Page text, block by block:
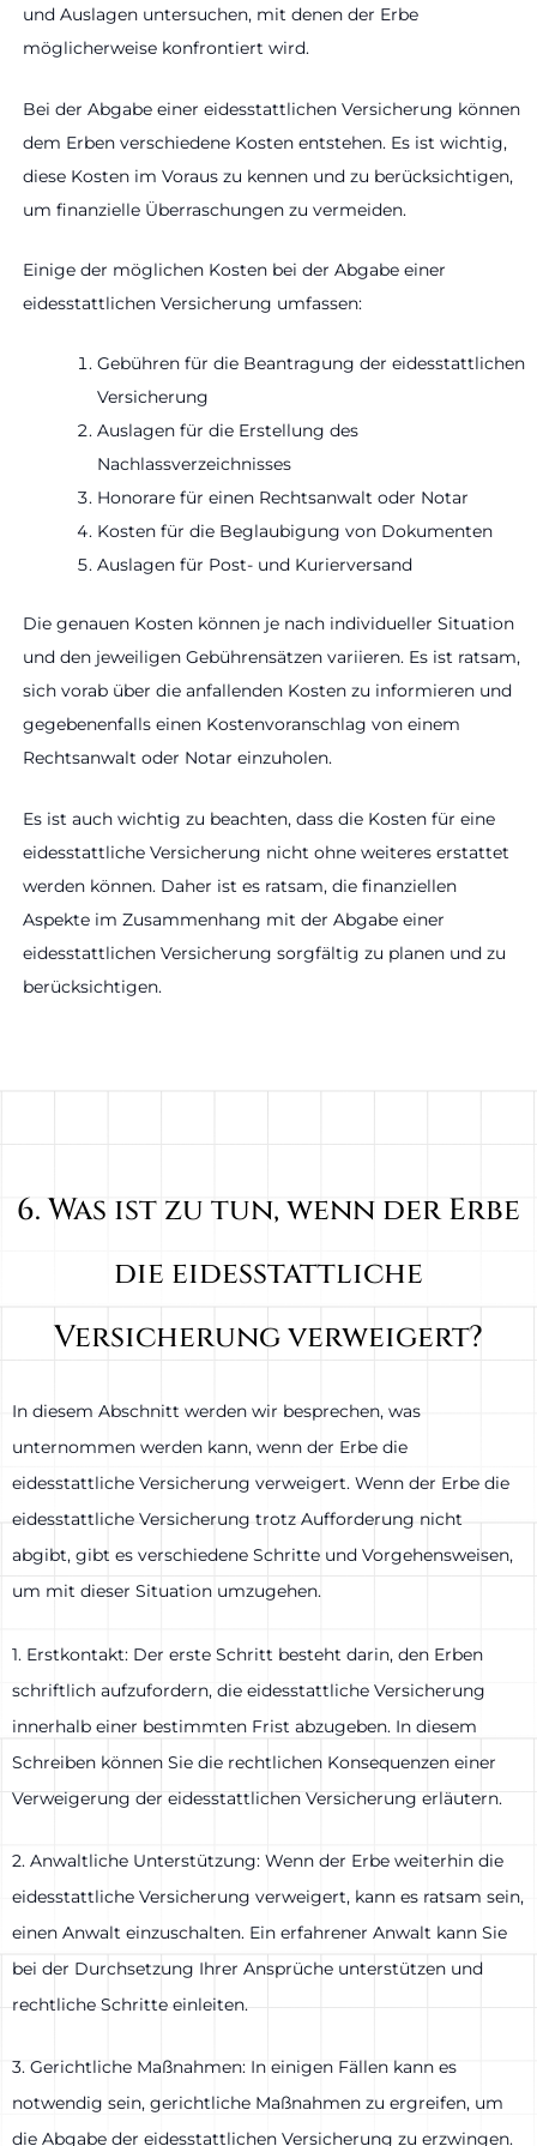
und Auslagen untersuchen, mit denen der Erbe
möglicherweise konfrontiert wird.
Bei der Abgabe einer eidesstattlichen Versicherung können
dem Erben verschiedene Kosten entstehen. Es ist wichtig,
diese Kosten im Voraus zu kennen und zu berücksichtigen,
um finanzielle Überraschungen zu vermeiden.
Einige der möglichen Kosten bei der Abgabe einer
eidesstattlichen Versicherung umfassen:
Gebühren für die Beantragung der eidesstattlichen
Versicherung
Auslagen für die Erstellung des
Nachlassverzeichnisses
Honorare für einen Rechtsanwalt oder Notar
Kosten für die Beglaubigung von Dokumenten
Auslagen für Post- und Kurierversand
Die genauen Kosten können je nach individueller Situation
und den jeweiligen Gebührensätzen variieren. Es ist ratsam,
sich vorab über die anfallenden Kosten zu informieren und
gegebenenfalls einen Kostenvoranschlag von einem
Rechtsanwalt oder Notar einzuholen.
Es ist auch wichtig zu beachten, dass die Kosten für eine
eidesstattliche Versicherung nicht ohne weiteres erstattet
werden können. Daher ist es ratsam, die finanziellen
Aspekte im Zusammenhang mit der Abgabe einer
eidesstattlichen Versicherung sorgfältig zu planen und zu
berücksichtigen.
6. Was ist zu tun, wenn der Erbe
die eidesstattliche
Versicherung verweigert?
In diesem Abschnitt werden wir besprechen, was
unternommen werden kann, wenn der Erbe die
eidesstattliche Versicherung verweigert. Wenn der Erbe die
eidesstattliche Versicherung trotz Aufforderung nicht
abgibt, gibt es verschiedene Schritte und Vorgehensweisen,
um mit dieser Situation umzugehen.
1. Erstkontakt: Der erste Schritt besteht darin, den Erben
schriftlich aufzufordern, die eidesstattliche Versicherung
innerhalb einer bestimmten Frist abzugeben. In diesem
Schreiben können Sie die rechtlichen Konsequenzen einer
Verweigerung der eidesstattlichen Versicherung erläutern.
2. Anwaltliche Unterstützung: Wenn der Erbe weiterhin die
eidesstattliche Versicherung verweigert, kann es ratsam sein,
einen Anwalt einzuschalten. Ein erfahrener Anwalt kann Sie
bei der Durchsetzung Ihrer Ansprüche unterstützen und
rechtliche Schritte einleiten.
3. Gerichtliche Maßnahmen: In einigen Fällen kann es
notwendig sein, gerichtliche Maßnahmen zu ergreifen, um
die Abgabe der eidesstattlichen Versicherung zu erzwingen.